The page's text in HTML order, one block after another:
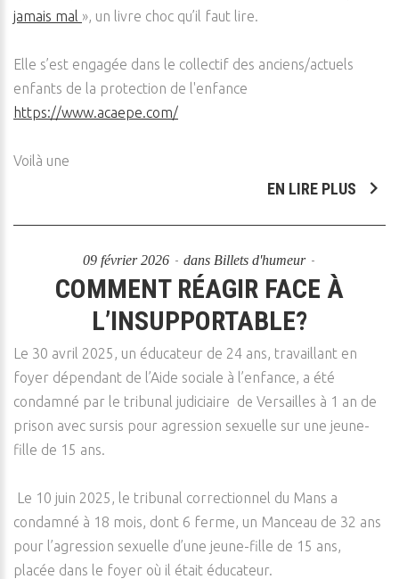
jamais mal », un livre choc qu’il faut lire.
Elle s’est engagée dans le collectif des anciens/actuels
enfants de la protection de l'enfance
https://www.acaepe.com/
Voilà une
EN LIRE PLUS
09 février 2026 dans Billets d'humeur
COMMENT RÉAGIR FACE À
L’INSUPPORTABLE?
Le 30 avril 2025, un éducateur de 24 ans, travaillant en
foyer dépendant de l’Aide sociale à l’enfance, a été
condamné par le tribunal judiciaire de Versailles à 1 an de
prison avec sursis pour agression sexuelle sur une jeune-
fille de 15 ans.
Le 10 juin 2025, le tribunal correctionnel du Mans a
condamné à 18 mois, dont 6 ferme, un Manceau de 32 ans
pour l’agression sexuelle d’une jeune-fille de 15 ans,
placée dans le foyer où il était éducateur.